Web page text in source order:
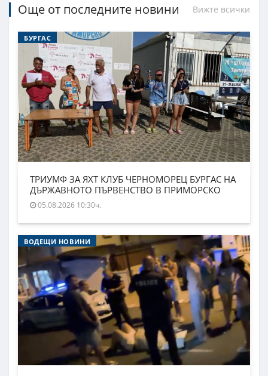
Още от последните новини Вижте всички
БУРГАС
ТРИУМФ ЗА ЯХТ КЛУБ ЧЕРНОМОРЕЦ БУРГАС НА
ДЪРЖАВНОТО ПЪРВЕНСТВО В ПРИМОРСКО
05.08.2026 10:30ч.
ВОДЕЩИ НОВИНИ